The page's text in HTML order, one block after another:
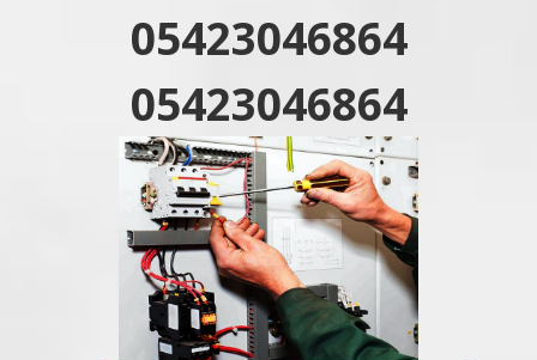
05423046864
05423046864